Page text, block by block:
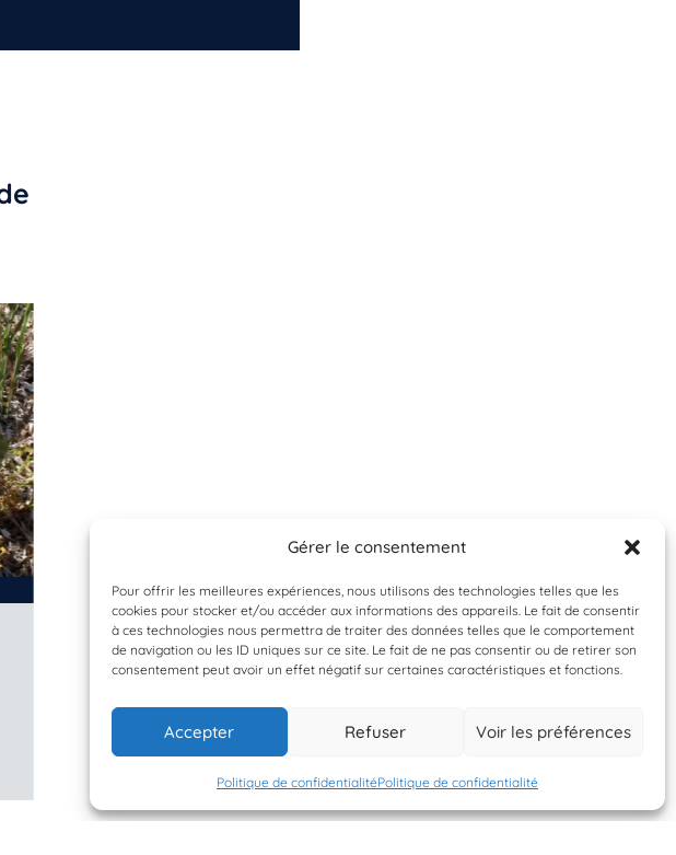
Gérer le consentement
Pour offrir les meilleures expériences, nous utilisons des technologies telles que les
cookies pour stocker et/ou accéder aux informations des appareils. Le fait de consentir
à ces technologies nous permettra de traiter des données telles que le comportement
de navigation ou les ID uniques sur ce site. Le fait de ne pas consentir ou de retirer son
consentement peut avoir un effet négatif sur certaines caractéristiques et fonctions.
Accepter Refuser Voir les préférences
Politique de confidentialitéPolitique de confidentialité